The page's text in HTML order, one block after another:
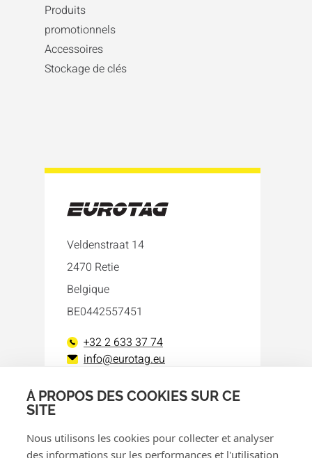
À PROPOS DES COOKIES SUR CE
SITE
Nous utilisons les cookies pour collecter et analyser
des informations sur les performances et l'utilisation
Produits
promotionnels
Accessoires
Stockage de clés
Veldenstraat 14
2470 Retie
Belgique
BE0442557451
+32 2 633 37 74
info@eurotag.eu
Facebook
LinkedIn